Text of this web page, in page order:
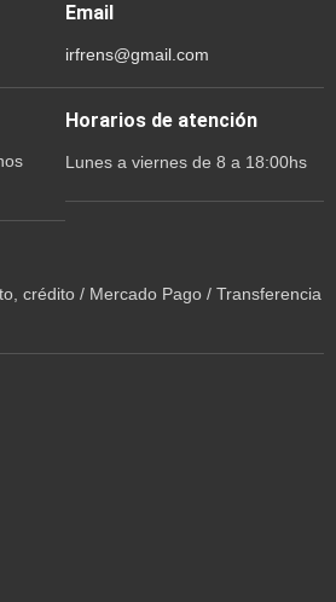
Email
irfrens@gmail.com
Horarios de atención
Lunes a viernes de 8 a 18:00hs
crédito / Mercado Pago / Transferencia